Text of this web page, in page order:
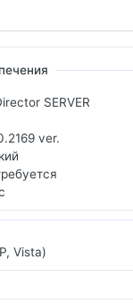
SERVER
ver.
Vista)